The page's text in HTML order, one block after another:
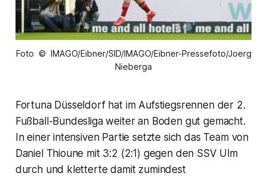
Foto © IMAGO/Eibner/SID/IMAGO/Eibner-Pressefoto/Joerg
Nieberga
Fortuna Düsseldorf hat im Aufstiegsrennen der 2.
Fußball-Bundesliga weiter an Boden gut gemacht.
In einer intensiven Partie setzte sich das Team von
Daniel Thioune mit 3:2 (2:1) gegen den SSV Ulm
durch und kletterte damit zumindest